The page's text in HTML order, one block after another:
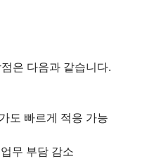
은 다음과 같습니다.
도 빠르게 적응 가능
무 부담 감소